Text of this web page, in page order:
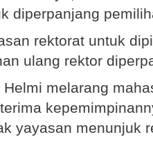
diperpanjang
rektorat untuk
ulang rektor
melarang
yayasan menunjuk